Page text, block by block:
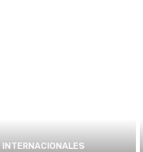
INTERNACIONALES